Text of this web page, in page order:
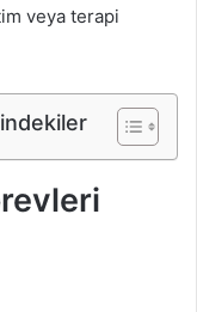
veya terapi